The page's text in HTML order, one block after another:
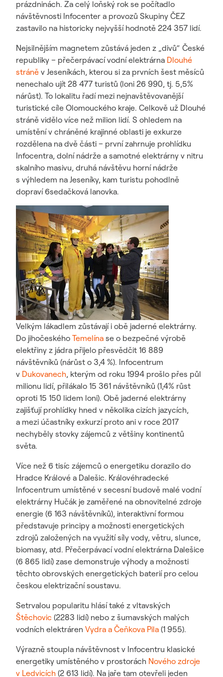
prázdninách. Za celý loňský rok se počítadlo
návštěvnosti Infocenter a provozů Skupiny ČEZ
zastavilo na historicky nejvyšší hodnotě 224 357 lidí.
Nejsilnějším magnetem zůstává jeden z „divů“ České
republiky – přečerpávací vodní elektrárna Dlouhé
stráně v Jeseníkách, kterou si za prvních šest měsíců
nenechalo ujít 28 477 turistů (loni 26 990, tj. 5,5%
nárůst). To lokalitu řadí mezi nejnavštěvovanější
turistické cíle Olomouckého kraje. Celkově už Dlouhé
stráně vidělo více než milion lidí. S ohledem na
umístění v chráněné krajinné oblasti je exkurze
rozdělena na dvě části – první zahrnuje prohlídku
Infocentra, dolní nádrže a samotné elektrárny v nitru
skalního masivu, druhá návštěvu horní nádrže
s výhledem na Jeseníky, kam turistu pohodlně
dopraví 6sedačková lanovka.
Velkým lákadlem zůstávají i obě jaderné elektrárny.
Do jihočeského Temelína se o bezpečné výrobě
elektřiny z jádra přijelo přesvědčit 16 889
návštěvníků (nárůst o 3,4 %). Infocentrum
v Dukovanech, kterým od roku 1994 prošlo přes půl
milionu lidí, přilákalo 15 361 návštěvníků (1,4% růst
oproti 15 150 lidem loni). Obě jaderné elektrárny
zajišťují prohlídky hned v několika cizích jazycích,
a mezi účastníky exkurzí proto ani v roce 2017
nechyběly stovky zájemců z většiny kontinentů
světa.
Více než 6 tisíc zájemců o energetiku dorazilo do
Hradce Králové a Dalešic. Královéhradecké
Infocentrum umístěné v secesní budově malé vodní
elektrárny Hučák je zaměřené na obnovitelné zdroje
energie (6 163 návštěvníků), interaktivní formou
představuje principy a možnosti energetických
zdrojů založených na využití síly vody, větru, slunce,
biomasy, atd. Přečerpávací vodní elektrárna Dalešice
(6 865 lidí) zase demonstruje výhody a možnosti
těchto obrovských energetických baterií pro celou
českou elektrizační soustavu.
Setrvalou popularitu hlásí také z vltavských
Štěchovic (2283 lidí) nebo z šumavských malých
vodních elektráren Vydra a Čeňkova Pila (1 955).
Výrazně stoupla návštěvnost v Infocentru klasické
energetiky umístěného v prostorách Nového zdroje
v Ledvicích (2 613 lidí). Na jaře tam otevřeli jeden